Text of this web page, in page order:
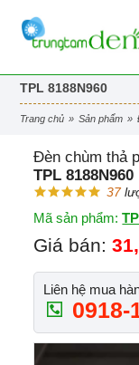
TPL 8188N960
trang chủ » sản phẩm »
Đèn chùm thả
TPL 8188N960
37
Mã sản phẩm:
Giá bán:
Liên hệ mua
0918-